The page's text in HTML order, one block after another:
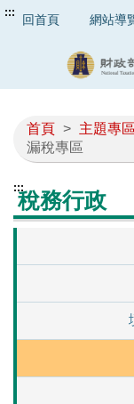
::: 回首頁 網站導
首頁 > 主題專區
漏稅專區
:::稅務行政